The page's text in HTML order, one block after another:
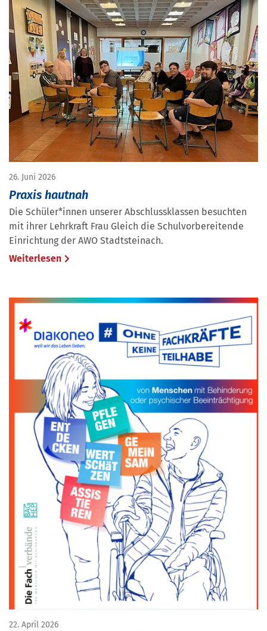
26. Juni 2026
Praxis hautnah
Die Schüler*innen unserer Abschlussklassen besuchten
mit ihrer Lehrkraft Frau Gleich die Schulvorbereitende
Einrichtung der AWO Stadtsteinach.
Weiterlesen
22. April 2026